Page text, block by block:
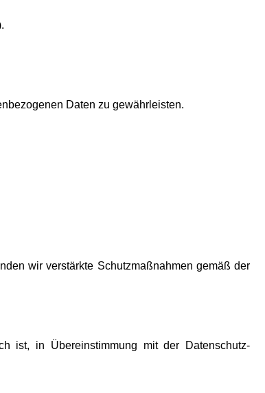
Daten zu gewährleisten.
wir verstärkte Schutzmaßnahmen gemäß der
ist, in Übereinstimmung mit der Datenschutz-